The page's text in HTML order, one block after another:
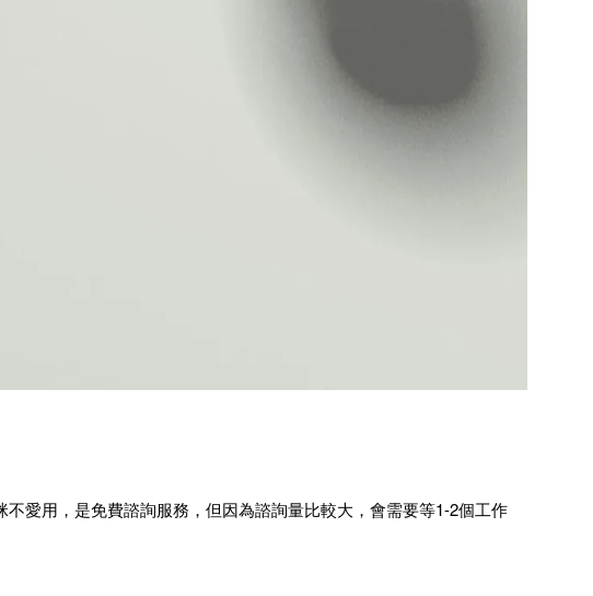
愛用，是免費諮詢服務，但因為諮詢量比較大，會需要等1-2個工作